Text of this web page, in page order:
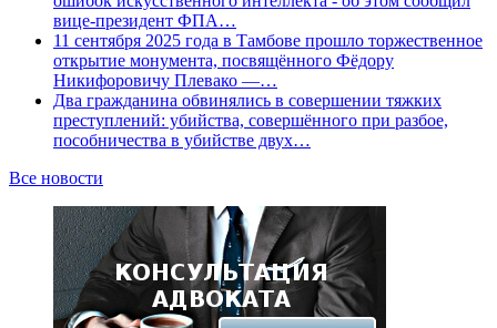
вице-президент ФПА…
11 сентября 2025 года в Тамбове прошло торжественное
открытие монумента, посвящённого Фёдору
Никифоровичу Плевако —…
Два гражданина обвинялись в совершении тяжких
преступлений: убийства, совершённого при разбое,
пособничества в убийстве двух…
Все новости